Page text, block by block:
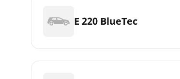
E 220 BlueTec